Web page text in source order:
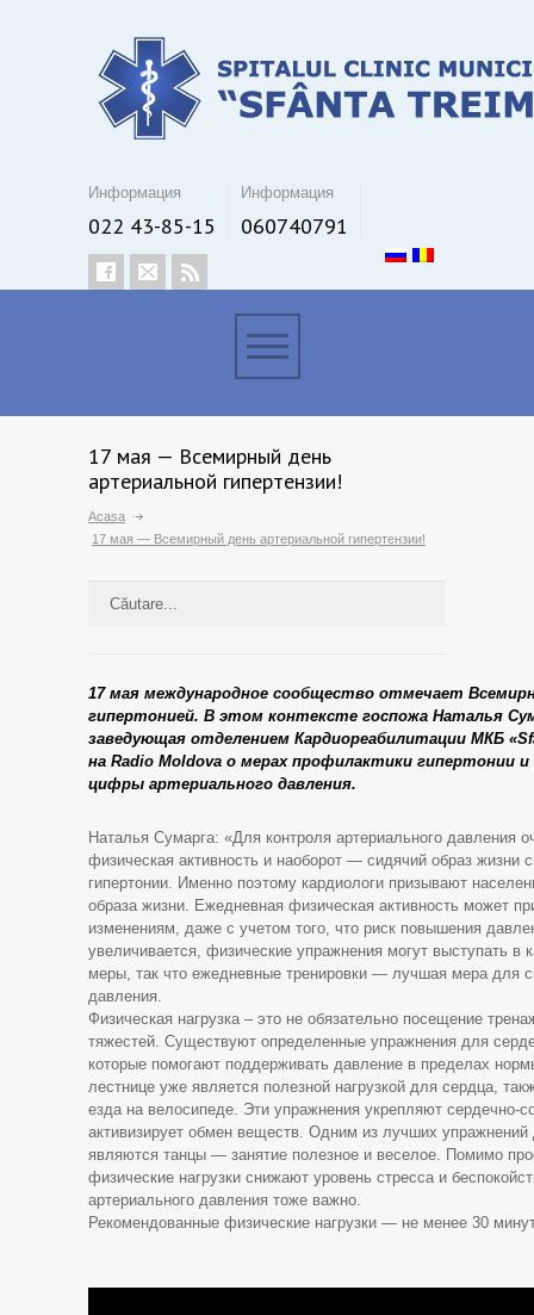
Информация
022 43-85-15
Информация
060740791
17 мая — Всемирный день
артериальной гипертензии!
Acasa
17 мая — Всемирный день артериальной гипертензии!
17 мая международное сообщество отмечает
гипертонией. В этом контексте госпожа Наталья
заведующая отделением Кардиореабилитации МКБ
на Radio Moldova о мерах профилактики гипертонии
цифры артериального давления.
Наталья Сумарга: «Для контроля артериального давления
физическая активность и наоборот — сидячий образ жизни
гипертонии. Именно поэтому кардиологи призывают
образа жизни. Ежедневная физическая активность может
изменениям, даже с учетом того, что риск повышения
увеличивается, физические упражнения могут выступать в
меры, так что ежедневные тренировки — лучшая мера для
давления.
Физическая нагрузка – это не обязательно посещение
тяжестей. Существуют определенные упражнения для
которые помогают поддерживать давление в пределах
лестнице уже является полезной нагрузкой для сердца,
езда на велосипеде. Эти упражнения укрепляют сердечно-
активизирует обмен веществ. Одним из лучших упражнений
являются танцы — занятие полезное и веселое. Помимо
физические нагрузки снижают уровень стресса и
артериального давления тоже важно.
Рекомендованные физические нагрузки — не менее 30